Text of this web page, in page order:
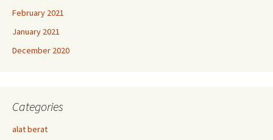
February 2021
January 2021
December 2020
Categories
alat berat